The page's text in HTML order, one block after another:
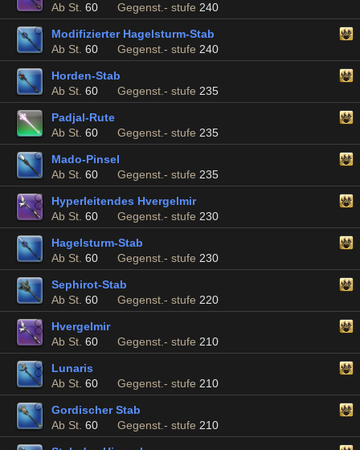
Ab St. 60 Gegenst.- stufe 240
Modifizierter Hagelsturm-Stab
Ab St. 60 Gegenst.- stufe 240
Horden-Stab
Ab St. 60 Gegenst.- stufe 235
Padjal-Rute
Ab St. 60 Gegenst.- stufe 235
Mado-Pinsel
Ab St. 60 Gegenst.- stufe 235
Hyperleitendes Hvergelmir
Ab St. 60 Gegenst.- stufe 230
Hagelsturm-Stab
Ab St. 60 Gegenst.- stufe 230
Sephirot-Stab
Ab St. 60 Gegenst.- stufe 220
Hvergelmir
Ab St. 60 Gegenst.- stufe 210
Lunaris
Ab St. 60 Gegenst.- stufe 210
Gordischer Stab
Ab St. 60 Gegenst.- stufe 210